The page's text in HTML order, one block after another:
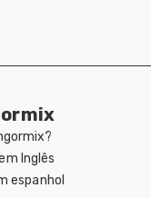
Inglês
espanhol